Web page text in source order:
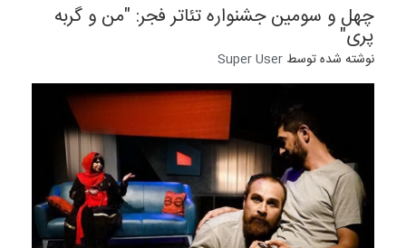
چهل و سومین جشنواره تئاتر فجر: "من و گربه
پری"
نوشته شده توسط Super User